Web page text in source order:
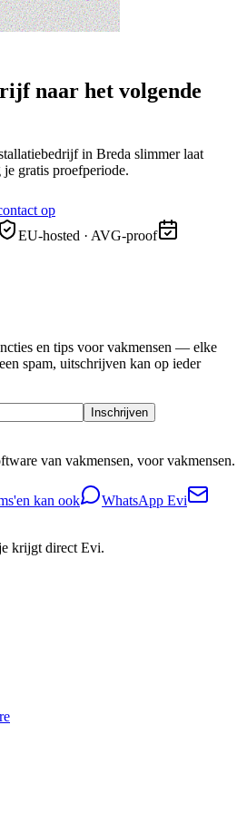
naar het volgende
in Breda slimmer laat
gratis proefperiode.
op
EU-hosted · AVG-proof
en tips voor vakmensen — elke
spam, uitschrijven kan op ieder
Inschrijven
van vakmensen, voor vakmensen.
kan ook
WhatsApp Evi
krijgt direct Evi.